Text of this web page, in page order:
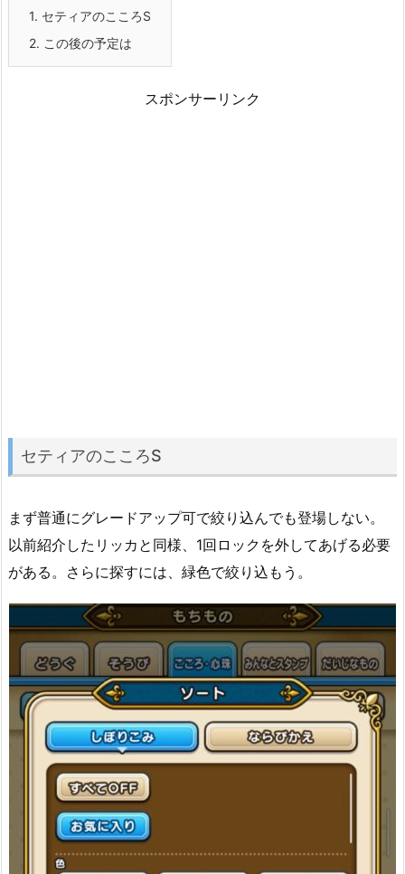
1. セティアのこころS
2. この後の予定は
スポンサーリンク
セティアのこころS
まず普通にグレードアップ可で絞り込んでも登場しない。
以前紹介したリッカと同様、1回ロックを外してあげる必要
がある。さらに探すには、緑色で絞り込もう。